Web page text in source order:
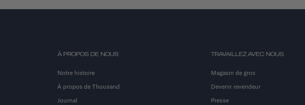
À PROPOS DE NOUS
Notre histoire
À propos de Thousand
Journal
TRAVAILLEZ AVEC NOUS
Magasin de gros
Devenir revendeur
Presse